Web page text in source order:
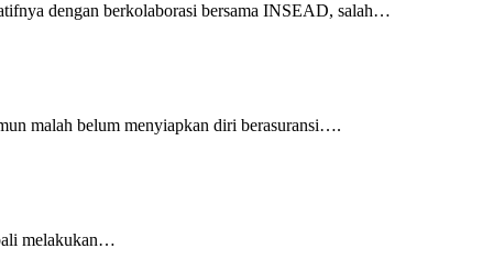
dengan berkolaborasi bersama INSEAD, salah…
malah belum menyiapkan diri berasuransi….
melakukan…